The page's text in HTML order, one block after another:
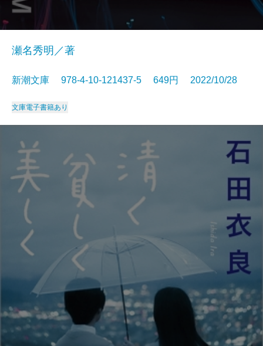
瀬名秀明／著
新潮文庫 978-4-10-121437-5 649円 2022/10/28
文庫電子書籍あり